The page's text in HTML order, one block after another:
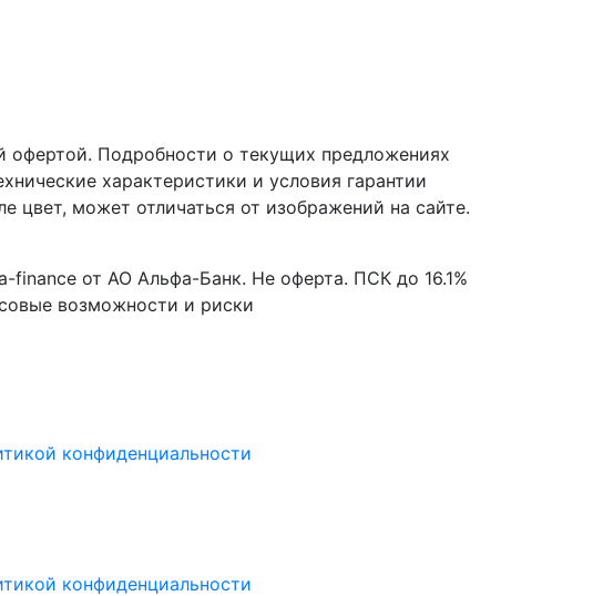
офертой. Подробности о текущих предложениях
характеристики и условия гарантии
цвет, может отличаться от изображений на сайте.
finance от АО Альфа-Банк. Не оферта. ПСК до 16.1%
возможности и риски
конфиденциальности
конфиденциальности